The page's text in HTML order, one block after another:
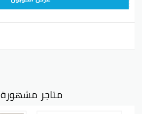
متاجر مشهورة